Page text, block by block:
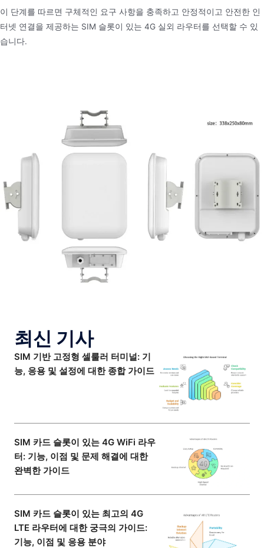
이 단계를 따르면 구체적인 요구 사항을 충족하고 안정적이고 안전한 인
터넷 연결을 제공하는 SIM 슬롯이 있는 4G 실외 라우터를 선택할 수 있
습니다.
최신 기사
SIM 기반 고정형 셀룰러 터미널: 기
능, 응용 및 설정에 대한 종합 가이드
SIM 카드 슬롯이 있는 4G WiFi 라우
터: 기능, 이점 및 문제 해결에 대한
완벽한 가이드
SIM 카드 슬롯이 있는 최고의 4G
LTE 라우터에 대한 궁극의 가이드:
기능, 이점 및 응용 분야